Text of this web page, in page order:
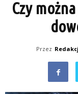
Czy
Przez